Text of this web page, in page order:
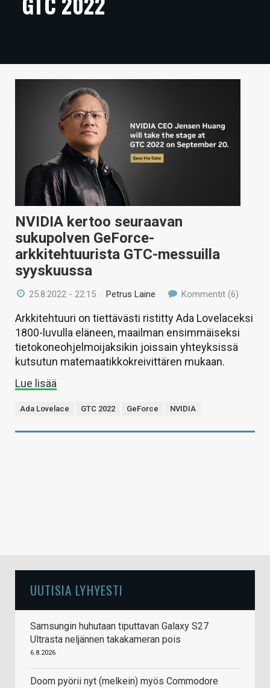
ARTIKKELIT
TECHBBS
VAIHDA TEEMA
HAKU
NVIDIA kertoo seuraavan
sukupolven GeForce-
arkkitehtuurista GTC-messuilla
syyskuussa
25.8.2022 - 22:15 /Petrus Laine Kommentit (6)
Arkkitehtuuri on tiettävästi ristitty Ada Lovelaceksi
1800-luvulla eläneen, maailman ensimmäiseksi
tietokoneohjelmoijaksikin joissain yhteyksissä
kutsutun matemaatikkokreivittären mukaan.
Lue lisää
Ada Lovelace GTC 2022 GeForce NVIDIA
UUTISIA LYHYESTI
Samsungin huhutaan tiputtavan Galaxy S27
Ultrasta neljännen takakameran pois
6.8.2026
Doom pyörii nyt (melkein) myös Commodore